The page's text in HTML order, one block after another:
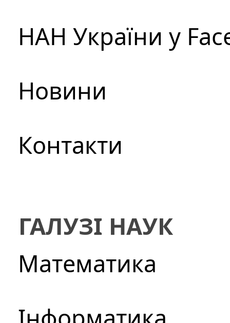
НАН України у
Новини
Контакти
ГАЛУЗІ НАУК
Математика